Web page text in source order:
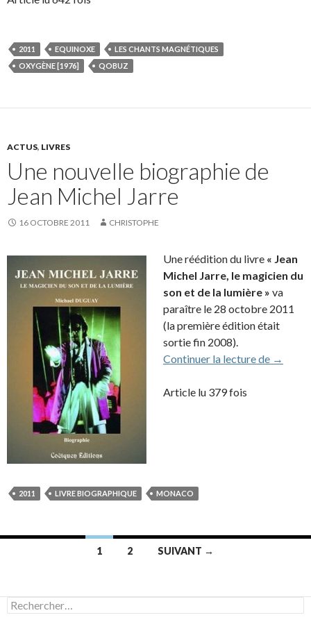
2011 EQUINOXE
LES CHANTS MAGNÉTIQUES
OXYGÈNE [1976]
QOBUZ
ACTUS, LIVRES
Une nouvelle biographie de
Jean Michel Jarre
16 OCTOBRE 2011 CHRISTOPHE
Une réédition du livre « Jean
Michel Jarre, le magicien du
son et de la lumière » va
paraître le 28 octobre 2011
(la première édition était
sortie fin 2008).
Continuer la lecture de
Une
→
Article lu 379 fois
2011 LIVRE BIOGRAPHIQUE MONACO
articles
1 2 SUIVANT →
Rechercher :